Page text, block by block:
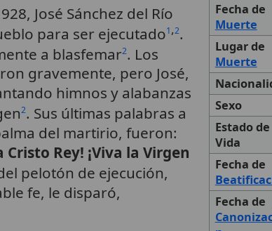
Fecha de
Muerte
Lugar de
Muerte
Sexo
Estado de
Vida
Fecha de
Fecha de
José Sánchez del Río
para ser ejecutado1,2.
a blasfemar2. Los
gravemente, pero José,
himnos y alabanzas
2. Sus últimas palabras a
del martirio, fueron:
Cristo Rey! ¡Viva la Virgen
pelotón de ejecución,
fe, le disparó,